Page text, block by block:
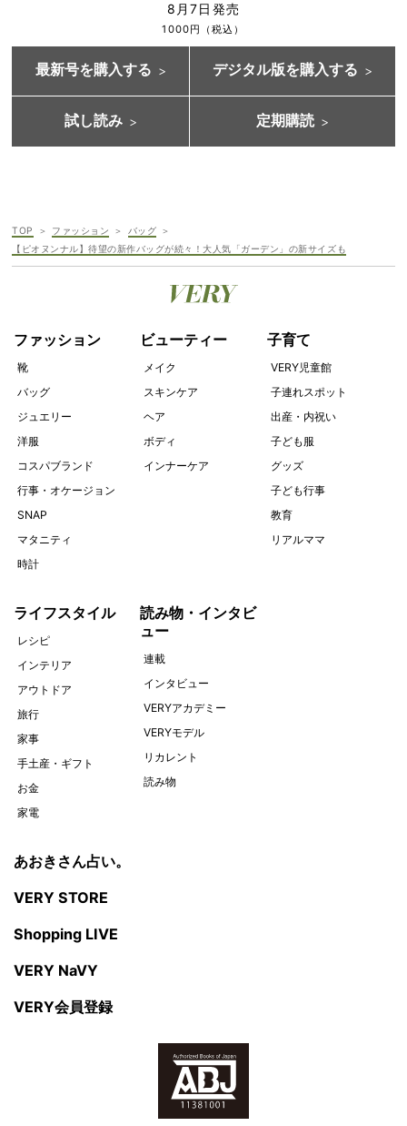
8月7日発売
1000円（税込）
最新号を購入する デジタル版を購入する
試し読み 定期購読
TOP ファッション
バッグ
【ピオヌンナル】待望の新作バッグが続々！大人気「ガーデン」の新サイズも
ファッション
靴
バッグ
ジュエリー
洋服
コスパブランド
行事・オケージョン
SNAP
マタニティ
時計
ビューティー
メイク
スキンケア
ヘア
ボディ
インナーケア
子育て
VERY児童館
子連れスポット
出産・内祝い
子ども服
グッズ
子ども行事
教育
リアルママ
ライフスタイル
レシピ
インテリア
アウトドア
旅行
家事
手土産・ギフト
お金
家電
読み物・インタビ
ュー
連載
インタビュー
VERYアカデミー
VERYモデル
リカレント
読み物
あおきさん占い。
VERY STORE
Shopping LIVE
VERY NaVY
VERY会員登録